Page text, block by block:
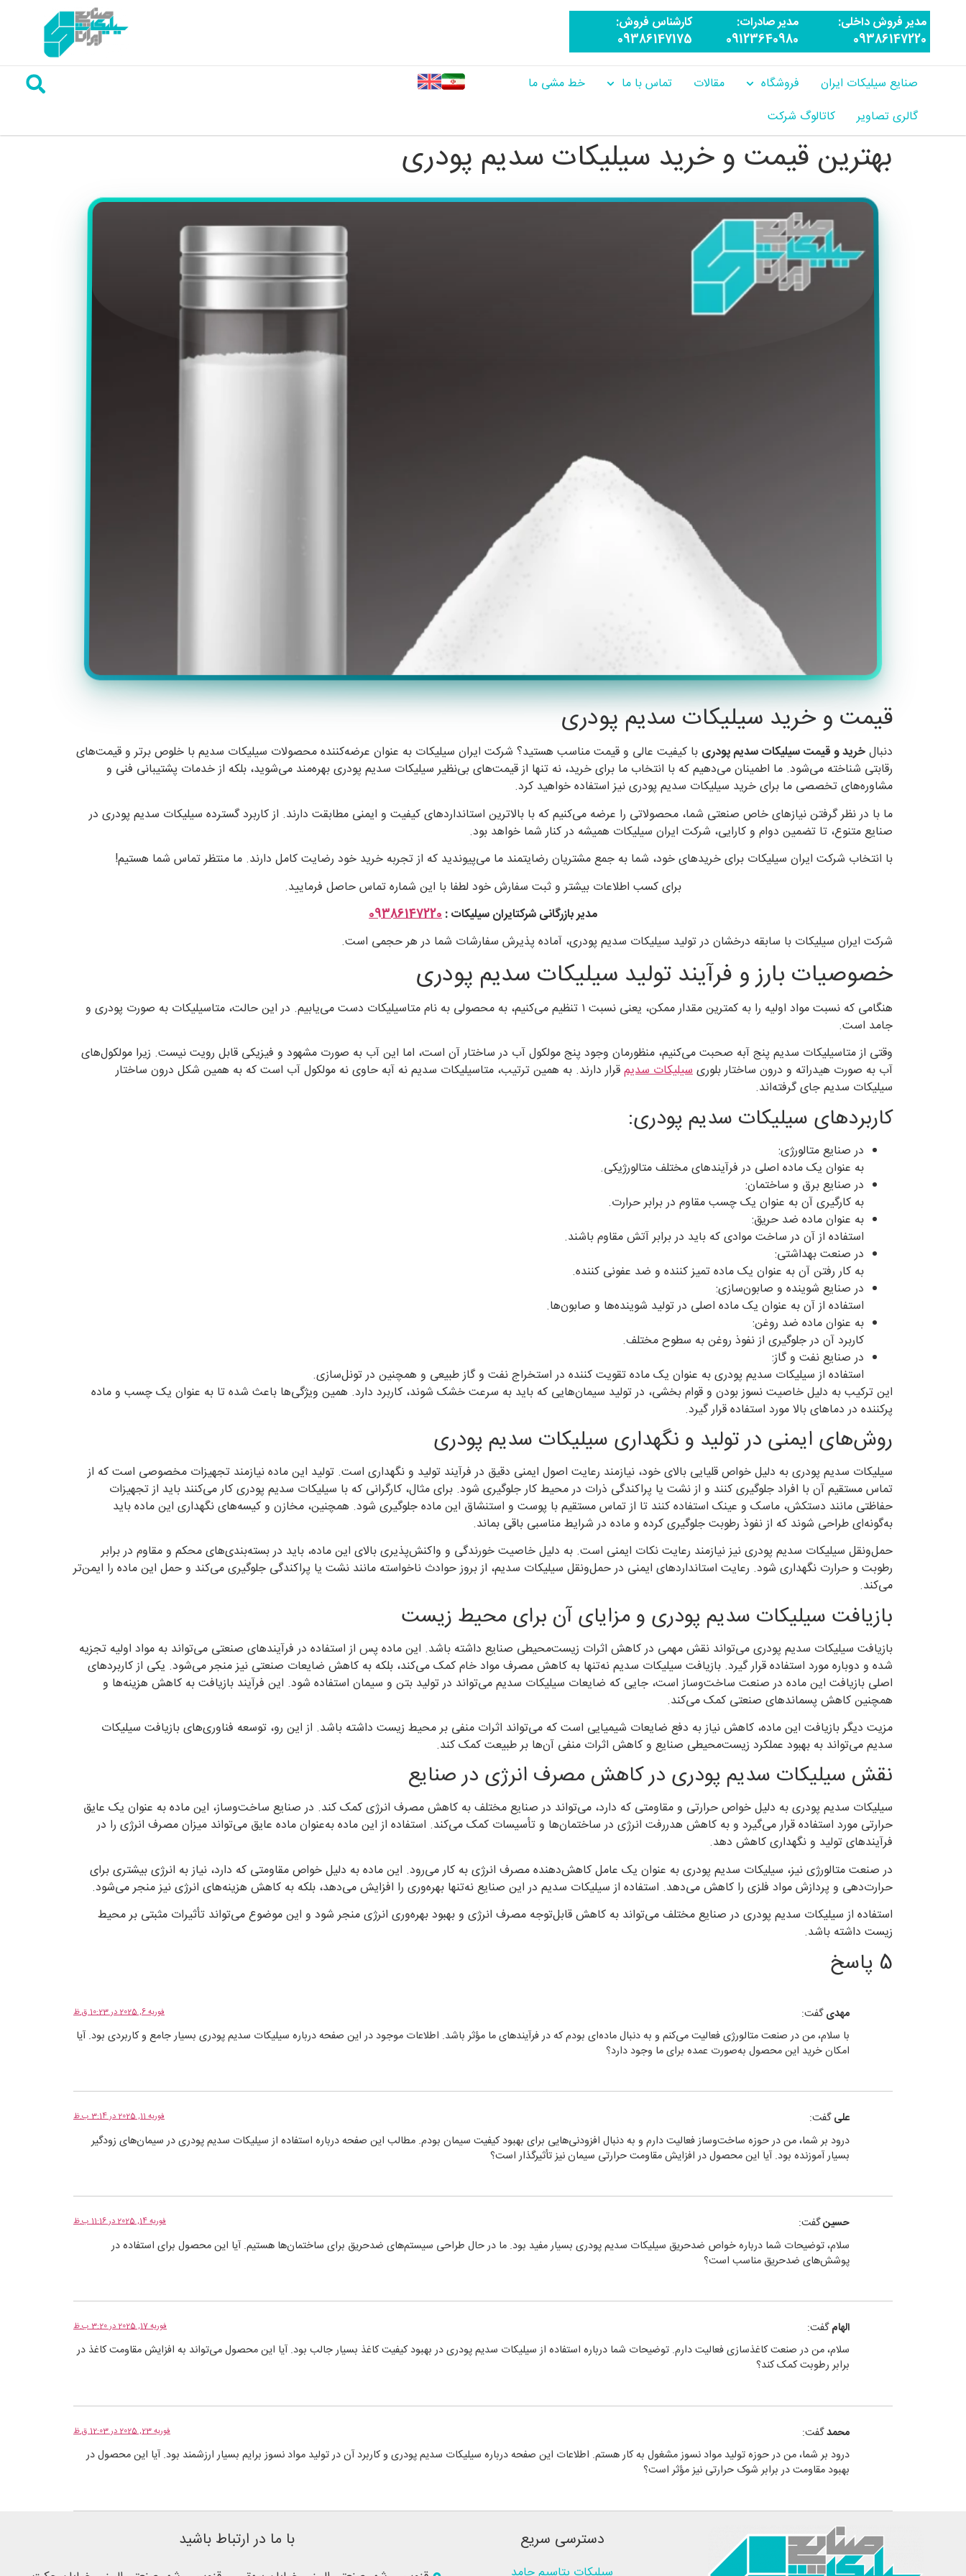
مدیر فروش داخلی:
09386147220
مدیر صادرات:
09123640980
کارشناس فروش:
09386147175
صنایع سیلیکات ایران فروشگاه مقالات تماس با ما
خط مشی ما
گالری تصاویر
کاتالوگ شرکت
بهترین قیمت و خرید سیلیکات سدیم پودری
قیمت و خرید سیلیکات سدیم پودری
دنبالخرید و قیمت سیلیکات سدیم پودری با کیفیت عالی و قیمت مناسب هستید؟ شرکت ایران سیلیکات به عنوان عرضه‌کننده محصولات سیلیکات سدیم با خلوص برتر و قیمت‌های
رقابتی شناخته می‌شود. ما اطمینان می‌دهیم که با انتخاب ما برای خرید، نه تنها از قیمت‌های بی‌نظیر سیلیکات سدیم پودری بهره‌مند می‌شوید، بلکه از خدمات پشتیبانی فنی و
مشاوره‌های تخصصی ما برای خرید سیلیکات سدیم پودری نیز استفاده خواهید کرد.
ما با در نظر گرفتن نیازهای خاص صنعتی شما، محصولاتی را عرضه می‌کنیم که با بالاترین استانداردهای کیفیت و ایمنی مطابقت دارند. از کاربرد گسترده سیلیکات سدیم پودری در
صنایع متنوع، تا تضمین دوام و کارایی، شرکت ایران سیلیکات همیشه در کنار شما خواهد بود.
با انتخاب شرکت ایران سیلیکات برای خریدهای خود، شما به جمع مشتریان رضایتمند ما می‌پیوندید که از تجربه خرید خود رضایت کامل دارند. ما منتظر تماس شما هستیم!
برای کسب اطلاعات بیشتر و ثبت سفارش خود لطفا با این شماره تماس حاصل فرمایید.
مدیر بازرگانی شرکتایران سیلیکات :09386147220
شرکت ایران سیلیکات با سابقه درخشان در تولید سیلیکات سدیم پودری، آماده پذیرش سفارشات شما در هر حجمی است.
خصوصیات بارز و فرآیند تولید سیلیکات سدیم پودری
هنگامی که نسبت مواد اولیه را به کمترین مقدار ممکن، یعنی نسبت ۱ تنظیم می‌کنیم، به محصولی به نام متاسیلیکات دست می‌یابیم. در این حالت، متاسیلیکات به صورت پودری و
جامد است.
وقتی از متاسیلیکات سدیم پنج آبه صحبت می‌کنیم، منظورمان وجود پنج مولکول آب در ساختار آن است، اما این آب به صورت مشهود و فیزیکی قابل رویت نیست. زیرا مولکول‌های
آب به صورت هیدراته و درون ساختار بلوریسیلیکات سدیمقرار دارند. به همین ترتیب، متاسیلیکات سدیم نه آبه حاوی نه مولکول آب است که به همین شکل درون ساختار
سیلیکات سدیم جای گرفته‌اند.
کاربردهای سیلیکات سدیم پودری:
در صنایع متالورژی:
به عنوان یک ماده اصلی در فرآیندهای مختلف متالورژیکی.
در صنایع برق و ساختمان:
به کارگیری آن به عنوان یک چسب مقاوم در برابر حرارت.
به عنوان ماده ضد حریق:
استفاده از آن در ساخت موادی که باید در برابر آتش مقاوم باشند.
در صنعت بهداشتی:
به کار رفتن آن به عنوان یک ماده تمیز کننده و ضد عفونی کننده.
در صنایع شوینده و صابون‌سازی:
استفاده از آن به عنوان یک ماده اصلی در تولید شوینده‌ها و صابون‌ها.
به عنوان ماده ضد روغن:
کاربرد آن در جلوگیری از نفوذ روغن به سطوح مختلف.
در صنایع نفت و گاز:
استفاده از سیلیکات سدیم پودری به عنوان یک ماده تقویت کننده در استخراج نفت و گاز طبیعی و همچنین در تونل‌سازی.
این ترکیب به دلیل خاصیت نسوز بودن و قوام بخشی، در تولید سیمان‌هایی که باید به سرعت خشک شوند، کاربرد دارد. همین ویژگی‌ها باعث شده تا به عنوان یک چسب و ماده
پرکننده در دماهای بالا مورد استفاده قرار گیرد.
روش‌های ایمنی در تولید و نگهداری سیلیکات سدیم پودری
سیلیکات سدیم پودری به دلیل خواص قلیایی بالای خود، نیازمند رعایت اصول ایمنی دقیق در فرآیند تولید و نگهداری است. تولید این ماده نیازمند تجهیزات مخصوصی است که از
تماس مستقیم آن با افراد جلوگیری کنند و از نشت یا پراکندگی ذرات در محیط کار جلوگیری شود. برای مثال، کارگرانی که با سیلیکات سدیم پودری کار می‌کنند باید از تجهیزات
حفاظتی مانند دستکش، ماسک و عینک استفاده کنند تا از تماس مستقیم با پوست و استنشاق این ماده جلوگیری شود. همچنین، مخازن و کیسه‌های نگهداری این ماده باید
به‌گونه‌ای طراحی شوند که از نفوذ رطوبت جلوگیری کرده و ماده در شرایط مناسبی باقی بماند.
حمل‌ونقل سیلیکات سدیم پودری نیز نیازمند رعایت نکات ایمنی است. به دلیل خاصیت خورندگی و واکنش‌پذیری بالای این ماده، باید در بسته‌بندی‌های محکم و مقاوم در برابر
رطوبت و حرارت نگهداری شود. رعایت استانداردهای ایمنی در حمل‌ونقل سیلیکات سدیم، از بروز حوادث ناخواسته مانند نشت یا پراکندگی جلوگیری می‌کند و حمل این ماده را ایمن‌تر
می‌کند.
بازیافت سیلیکات سدیم پودری و مزایای آن برای محیط زیست
بازیافت سیلیکات سدیم پودری می‌تواند نقش مهمی در کاهش اثرات زیست‌محیطی صنایع داشته باشد. این ماده پس از استفاده در فرآیندهای صنعتی می‌تواند به مواد اولیه تجزیه
شده و دوباره مورد استفاده قرار گیرد. بازیافت سیلیکات سدیم نه‌تنها به کاهش مصرف مواد خام کمک می‌کند، بلکه به کاهش ضایعات صنعتی نیز منجر می‌شود. یکی از کاربردهای
اصلی بازیافت این ماده در صنعت ساخت‌وساز است، جایی که ضایعات سیلیکات سدیم می‌تواند در تولید بتن و سیمان استفاده شود. این فرآیند بازیافت به کاهش هزینه‌ها و
همچنین کاهش پسماندهای صنعتی کمک می‌کند.
مزیت دیگر بازیافت این ماده، کاهش نیاز به دفع ضایعات شیمیایی است که می‌تواند اثرات منفی بر محیط زیست داشته باشد. از این رو، توسعه فناوری‌های بازیافت سیلیکات
سدیم می‌تواند به بهبود عملکرد زیست‌محیطی صنایع و کاهش اثرات منفی آن‌ها بر طبیعت کمک کند.
نقش سیلیکات سدیم پودری در کاهش مصرف انرژی در صنایع
سیلیکات سدیم پودری به دلیل خواص حرارتی و مقاومتی که دارد، می‌تواند در صنایع مختلف به کاهش مصرف انرژی کمک کند. در صنایع ساخت‌وساز، این ماده به عنوان یک عایق
حرارتی مورد استفاده قرار می‌گیرد و به کاهش هدررفت انرژی در ساختمان‌ها و تأسیسات کمک می‌کند. استفاده از این ماده به‌عنوان ماده عایق می‌تواند میزان مصرف انرژی را در
فرآیندهای تولید و نگهداری کاهش دهد.
در صنعت متالورژی نیز، سیلیکات سدیم پودری به عنوان یک عامل کاهش‌دهنده مصرف انرژی به کار می‌رود. این ماده به دلیل خواص مقاومتی که دارد، نیاز به انرژی بیشتری برای
حرارت‌دهی و پردازش مواد فلزی را کاهش می‌دهد. استفاده از سیلیکات سدیم در این صنایع نه‌تنها بهره‌وری را افزایش می‌دهد، بلکه به کاهش هزینه‌های انرژی نیز منجر می‌شود.
استفاده از سیلیکات سدیم پودری در صنایع مختلف می‌تواند به کاهش قابل‌توجه مصرف انرژی و بهبود بهره‌وری انرژی منجر شود و این موضوع می‌تواند تأثیرات مثبتی بر محیط
زیست داشته باشد.
5 پاسخ
مهدی گفت: فوریه 6, 2025 در 10:23 ق.ظ
با سلام، من در صنعت متالورژی فعالیت می‌کنم و به دنبال ماده‌ای بودم که در فرآیندهای ما مؤثر باشد. اطلاعات موجود در این صفحه درباره سیلیکات سدیم پودری بسیار جامع و کاربردی بود. آیا
امکان خرید این محصول به‌صورت عمده برای ما وجود دارد؟
علی گفت: فوریه 11, 2025 در 3:14 ب.ظ
درود بر شما، من در حوزه ساخت‌وساز فعالیت دارم و به دنبال افزودنی‌هایی برای بهبود کیفیت سیمان بودم. مطالب این صفحه درباره استفاده از سیلیکات سدیم پودری در سیمان‌های زودگیر
بسیار آموزنده بود. آیا این محصول در افزایش مقاومت حرارتی سیمان نیز تأثیرگذار است؟
حسینگفت: فوریه 14, 2025 در 11:16 ب.ظ
سلام، توضیحات شما درباره خواص ضدحریق سیلیکات سدیم پودری بسیار مفید بود. ما در حال طراحی سیستم‌های ضدحریق برای ساختمان‌ها هستیم. آیا این محصول برای استفاده در
پوشش‌های ضدحریق مناسب است؟
الهام گفت: فوریه 17, 2025 در 3:20 ب.ظ
سلام، من در صنعت کاغذسازی فعالیت دارم. توضیحات شما درباره استفاده از سیلیکات سدیم پودری در بهبود کیفیت کاغذ بسیار جالب بود. آیا این محصول می‌تواند به افزایش مقاومت کاغذ در
برابر رطوبت کمک کند؟
محمدگفت: فوریه 23, 2025 در 12:03 ق.ظ
درود بر شما، من در حوزه تولید مواد نسوز مشغول به کار هستم. اطلاعات این صفحه درباره سیلیکات سدیم پودری و کاربرد آن در تولید مواد نسوز برایم بسیار ارزشمند بود. آیا این محصول در
بهبود مقاومت در برابر شوک حرارتی نیز مؤثر است؟
دسترسی سریع با ما در ارتباط باشید